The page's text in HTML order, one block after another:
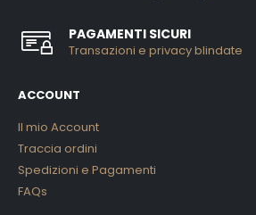
PAGAMENTI SICURI
Transazioni e privacy blindate
ACCOUNT
Il mio Account
Traccia ordini
Spedizioni e Pagamenti
FAQs